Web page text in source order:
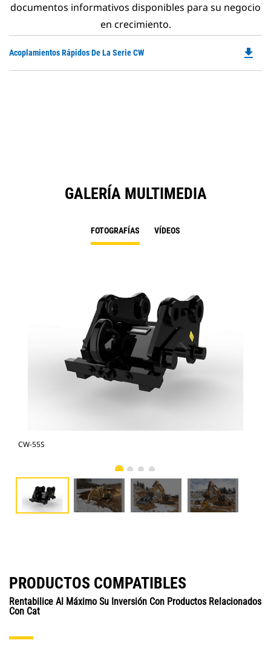
documentos informativos disponibles para su negocio
en crecimiento.
Acoplamientos Rápidos De La Serie CW file_download
GALERÍA MULTIMEDIA
FOTOGRAFÍAS VÍDEOS
CW-55S
PRODUCTOS COMPATIBLES
Rentabilice Al Máximo Su Inversión Con Productos Relacionados
Con Cat